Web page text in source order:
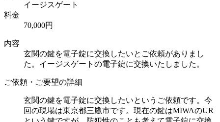
イージスゲート
料金
70,000円
内容
玄関の鍵を電子錠に交換したいとご依頼がありまし
た。イージスゲートの電子錠に交換いたしました。
ご依頼・ご要望の詳細
玄関の鍵を電子錠に交換したいというご依頼です。今
回の現場は東京都三鷹市です。現在の鍵はMIWAのUR